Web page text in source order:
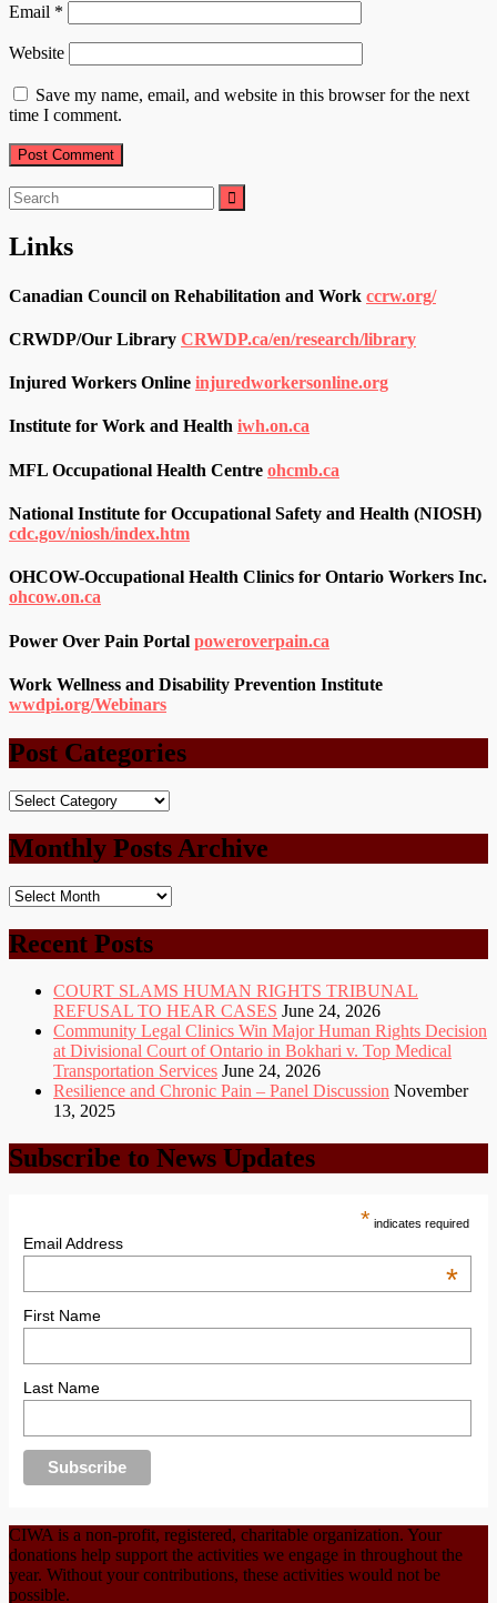
Email *
Website
Save my name, email, and website in this browser for the next
time I comment.
Search
for:
Links
Canadian Council on Rehabilitation and Work ccrw.org/
CRWDP/Our Library CRWDP.ca/en/research/library
Injured Workers Online injuredworkersonline.org
Institute for Work and Health iwh.on.ca
MFL Occupational Health Centre ohcmb.ca
National Institute for Occupational Safety and Health (NIOSH)
cdc.gov/niosh/index.htm
OHCOW-Occupational Health Clinics for Ontario Workers Inc.
ohcow.on.ca
Power Over Pain Portal poweroverpain.ca
Work Wellness and Disability Prevention Institute
wwdpi.org/Webinars
Post Categories
Post
Monthly Posts Archive
Monthly
Archive
Recent Posts
COURT SLAMS HUMAN RIGHTS TRIBUNAL
REFUSAL TO HEAR CASES June 24, 2026
Community Legal Clinics Win Major Human Rights Decision
at Divisional Court of Ontario in Bokhari v. Top Medical
Transportation Services June 24, 2026
Resilience and Chronic Pain – Panel Discussion November
13, 2025
Subscribe to News Updates
* indicates required
Email Address
*
First Name
Last Name
CIWA is a non-profit, registered, charitable organization. Your
donations help support the activities we engage in throughout the
year. Without your contributions, these activities would not be
possible.